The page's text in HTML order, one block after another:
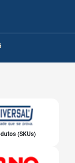
(SKUs)